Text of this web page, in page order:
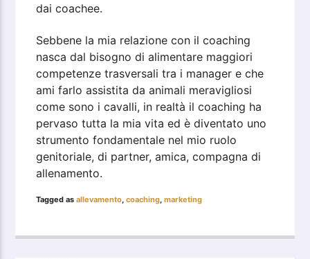
dai coachee.
Sebbene la mia relazione con il coaching
nasca dal bisogno di alimentare maggiori
competenze trasversali tra i manager e che
ami farlo assistita da animali meravigliosi
come sono i cavalli, in realtà il coaching ha
pervaso tutta la mia vita ed è diventato uno
strumento fondamentale nel mio ruolo
genitoriale, di partner, amica, compagna di
allenamento.
Tagged asallevamento,coaching,marketing